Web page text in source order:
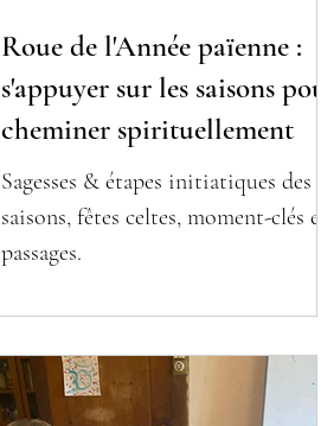
Roue de l'Année païenne :
s'appuyer sur les saisons pour
cheminer spirituellement
Sagesses & étapes initiatiques des
saisons, fêtes celtes, moment-clés et
passages.